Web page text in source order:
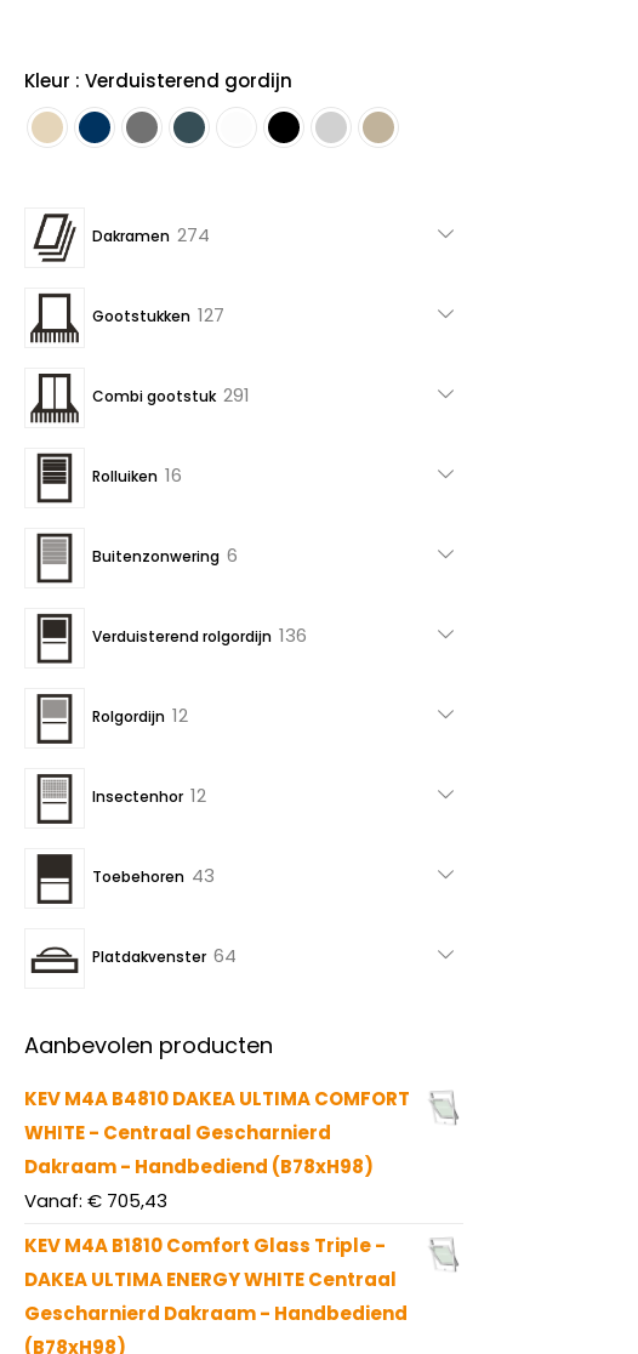
Kleur : Verduisterend gordijn
Dakramen 274
Gootstukken 127
Combi gootstuk 291
Rolluiken 16
Buitenzonwering 6
Verduisterend rolgordijn 136
Rolgordijn 12
Insectenhor 12
Toebehoren 43
Platdakvenster 64
Aanbevolen producten
KEV M4A B4810 DAKEA ULTIMA COMFORT
WHITE - Centraal Gescharnierd
Dakraam - Handbediend (B78xH98)
Vanaf: € 705,43
KEV M4A B1810 Comfort Glass Triple -
DAKEA ULTIMA ENERGY WHITE Centraal
Gescharnierd Dakraam - Handbediend
(B78xH98)